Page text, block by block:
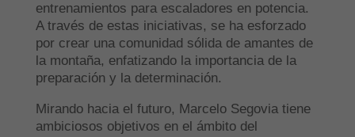
entrenamientos para escaladores en potencia.
A través de estas iniciativas, se ha esforzado
por crear una comunidad sólida de amantes de
la montaña, enfatizando la importancia de la
preparación y la determinación.
Mirando hacia el futuro, Marcelo Segovia tiene
ambiciosos objetivos en el ámbito del